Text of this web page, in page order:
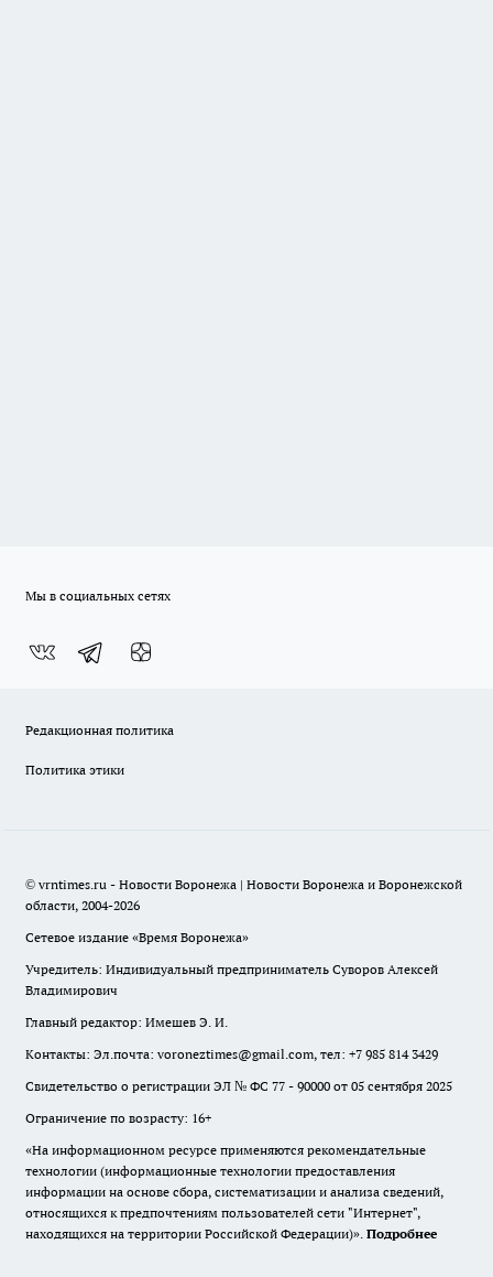
Мы в социальных сетях
Редакционная политика
Политика этики
© vrntimes.ru - Новости Воронежа | Новости Воронежа и Воронежской
области, 2004-2026
Сетевое издание «Время Воронежа»
Учредитель: Индивидуальный предприниматель Суворов Алексей
Владимирович
Главный редактор: Имешев Э. И.
Контакты: Эл.почта: voroneztimes@gmail.com, тел: +7 985 814 3429
Свидетельство о регистрации ЭЛ № ФС 77 - 90000 от 05 сентября 2025
Ограничение по возрасту: 16+
«На информационном ресурсе применяются рекомендательные
технологии (информационные технологии предоставления
информации на основе сбора, систематизации и анализа сведений,
относящихся к предпочтениям пользователей сети "Интернет",
находящихся на территории Российской Федерации)». Подробнее